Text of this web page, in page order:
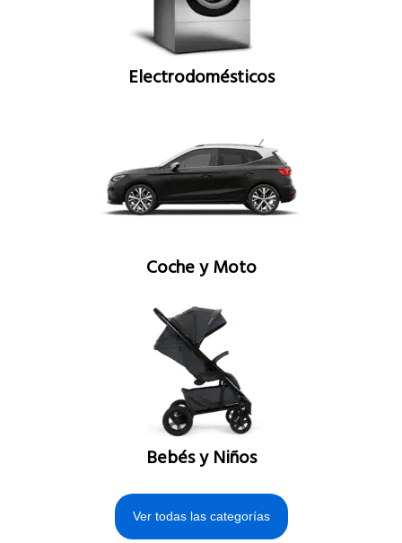
Electrodomésticos
Coche y Moto
Bebés y Niños
Ver todas las categorías